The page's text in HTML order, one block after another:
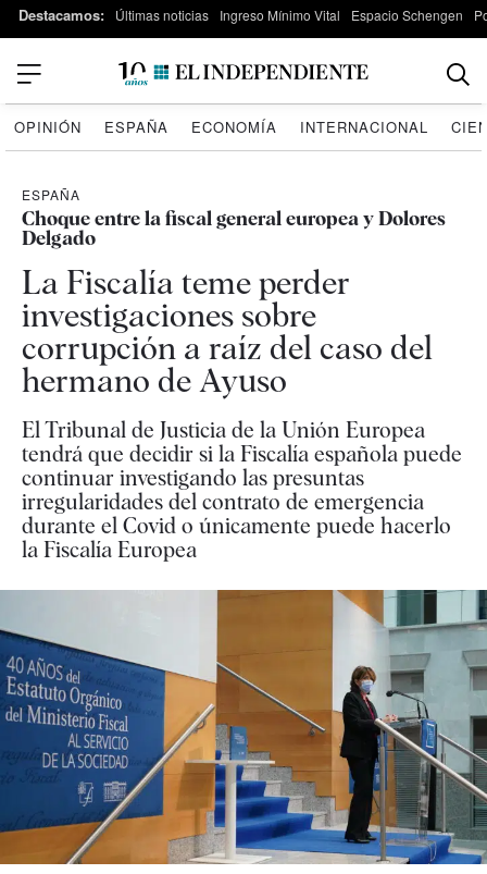
Destacamos: Últimas noticias Ingreso Mínimo Vital Espacio Schengen
OPINIÓN ESPAÑA ECONOMÍA INTERNACIONAL
ESPAÑA
Choque entre la fiscal general europea y Dolores
Delgado
La Fiscalía teme perder
investigaciones sobre
corrupción a raíz del caso del
hermano de Ayuso
El Tribunal de Justicia de la Unión Europea
tendrá que decidir si la Fiscalía española puede
continuar investigando las presuntas
irregularidades del contrato de emergencia
durante el Covid o únicamente puede hacerlo
la Fiscalía Europea